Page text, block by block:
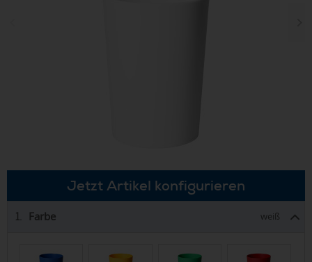
Jetzt Artikel konfigurieren
1. Farbe weiß